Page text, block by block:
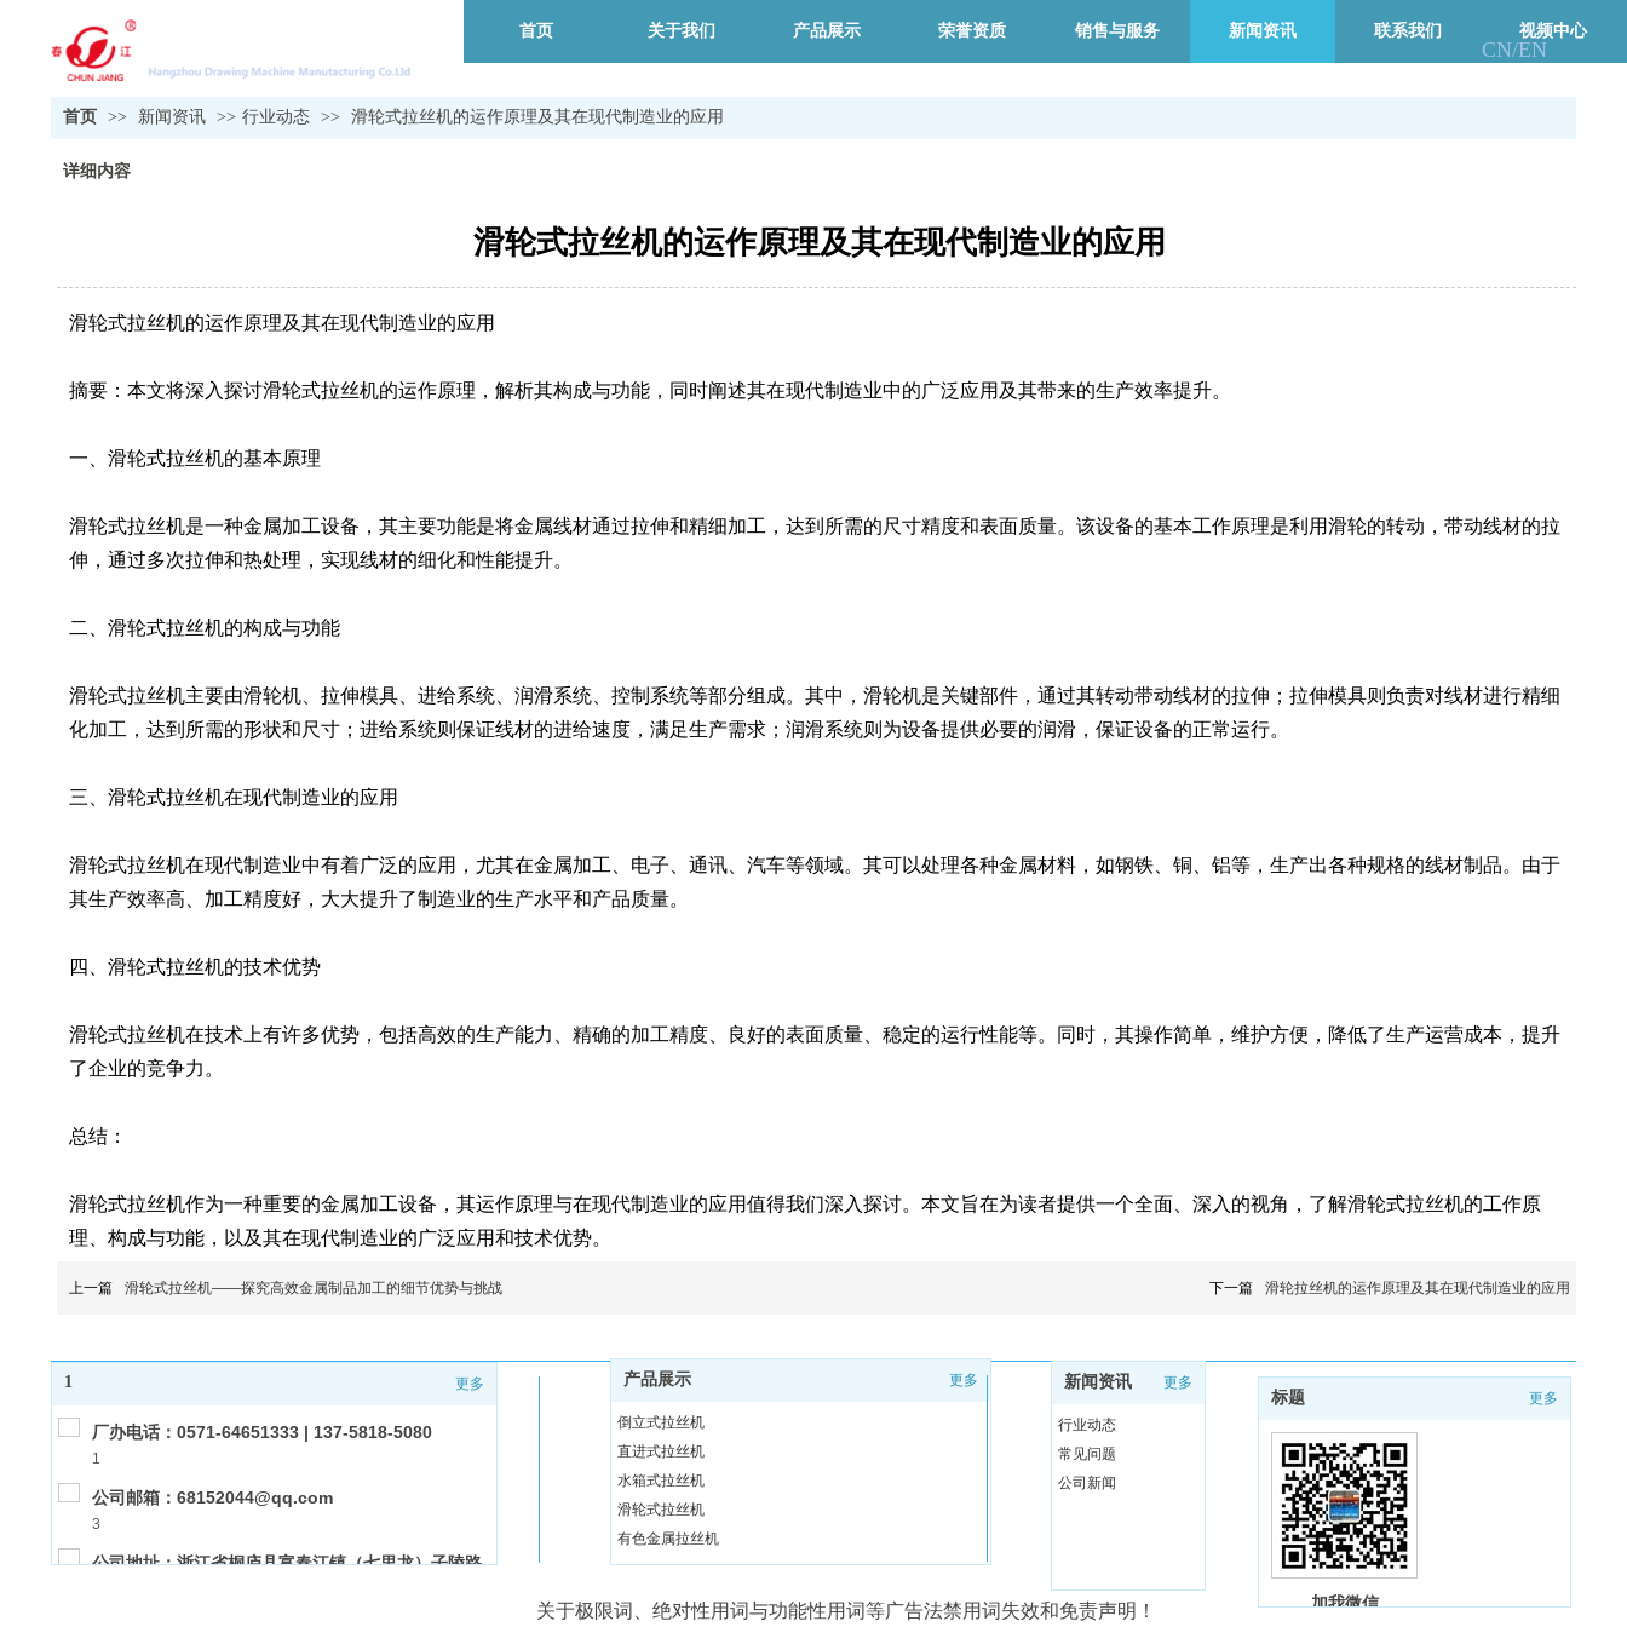
CN/EN
首页 关于我们 产品展示 荣誉资质 销售与服务 新闻资讯 联系我们 视频中心
首页 >> 新闻资讯 >> 行业动态 >> 滑轮式拉丝机的运作原理及其在现代制造业的应用
详细内容
滑轮式拉丝机的运作原理及其在现代制造业的应用
滑轮式拉丝机的运作原理及其在现代制造业的应用
摘要：本文将深入探讨滑轮式拉丝机的运作原理，解析其构成与功能，同时阐述其在现代制造业中的广泛应用及其带来的生产效率提升。
一、滑轮式拉丝机的基本原理
滑轮式拉丝机是一种金属加工设备，其主要功能是将金属线材通过拉伸和精细加工，达到所需的尺寸精度和表面质量。该设备的基本工作原理是利用滑轮的转动，带动线材的拉
伸，通过多次拉伸和热处理，实现线材的细化和性能提升。
二、滑轮式拉丝机的构成与功能
滑轮式拉丝机主要由滑轮机、拉伸模具、进给系统、润滑系统、控制系统等部分组成。其中，滑轮机是关键部件，通过其转动带动线材的拉伸；拉伸模具则负责对线材进行精细
化加工，达到所需的形状和尺寸；进给系统则保证线材的进给速度，满足生产需求；润滑系统则为设备提供必要的润滑，保证设备的正常运行。
三、滑轮式拉丝机在现代制造业的应用
滑轮式拉丝机在现代制造业中有着广泛的应用，尤其在金属加工、电子、通讯、汽车等领域。其可以处理各种金属材料，如钢铁、铜、铝等，生产出各种规格的线材制品。由于
其生产效率高、加工精度好，大大提升了制造业的生产水平和产品质量。
四、滑轮式拉丝机的技术优势
滑轮式拉丝机在技术上有许多优势，包括高效的生产能力、精确的加工精度、良好的表面质量、稳定的运行性能等。同时，其操作简单，维护方便，降低了生产运营成本，提升
了企业的竞争力。
总结：
滑轮式拉丝机作为一种重要的金属加工设备，其运作原理与在现代制造业的应用值得我们深入探讨。本文旨在为读者提供一个全面、深入的视角，了解滑轮式拉丝机的工作原
理、构成与功能，以及其在现代制造业的广泛应用和技术优势。
上一篇 滑轮式拉丝机——探究高效金属制品加工的细节优势与挑战 下一篇 滑轮拉丝机的运作原理及其在现代制造业的应用
1 更多
厂办电话：0571-64651333 | 137-5818-5080
1
公司邮箱：68152044@qq.com
3
公司地址：浙江省桐庐县富春江镇（七里龙）子陵路
产品展示 更多
倒立式拉丝机
直进式拉丝机
水箱式拉丝机
滑轮式拉丝机
有色金属拉丝机
调直切断机
拉丝机辅助设备
标题 更多
加我微信
新闻资讯 更多
行业动态
常见问题
公司新闻
关于极限词、绝对性用词与功能性用词等广告法禁用词失效和免责声明！